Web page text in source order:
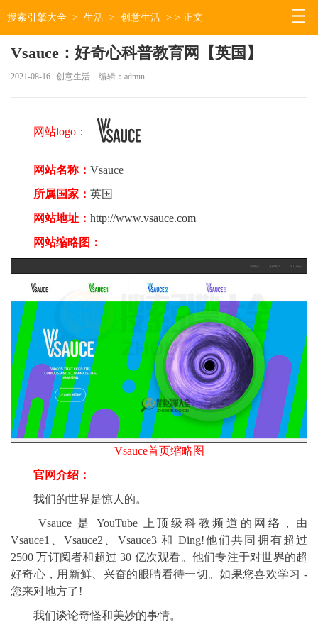
搜索引擎大全 > 生活 > 创意生活 > > 正文
Vsauce：好奇心科普教育网【英国】
2021-08-16 创意生活 编辑：admin
网站logo：
网站名称： Vsauce
所属国家： 英国
网站地址： http://www.vsauce.com
网站缩略图：
Vsauce首页缩略图
官网介绍：
我们的世界是惊人的。
Vsauce 是 YouTube 上顶级科教频道的网络，由
Vsauce1、Vsauce2、Vsauce3 和 Ding!他们共同拥有超过
2500 万订阅者和超过 30 亿次观看。他们专注于对世界的超
好奇心，用新鲜、兴奋的眼睛看待一切。如果您喜欢学习 -
您来对地方了!
我们谈论奇怪和美妙的事情。